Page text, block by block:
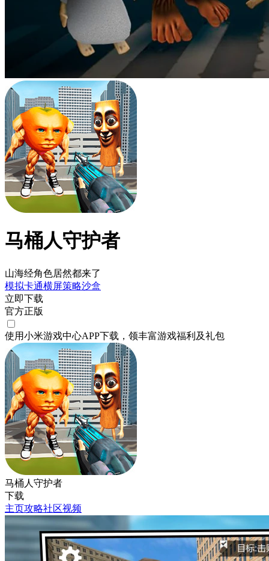
马桶人守护者
山海经角色居然都来了
模拟卡通横屏策略沙盒
立即下载
官方正版
使用小米游戏中心APP下载 ，领丰富游戏福利 及礼包
马桶人守护者
下载
主页攻略社区视频